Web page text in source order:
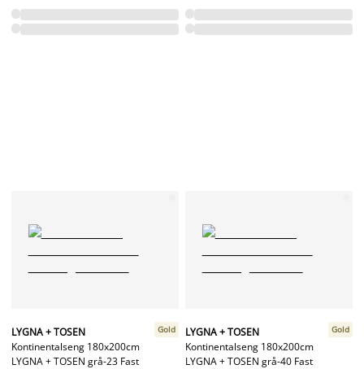
LYGNA + TOSEN
Kontinentalseng 180x200cm
LYGNA + TOSEN grå-23 Fast
Gold
LYGNA + TOSEN
Kontinentalseng 180x200cm
LYGNA + TOSEN grå-40 Fast
Gold